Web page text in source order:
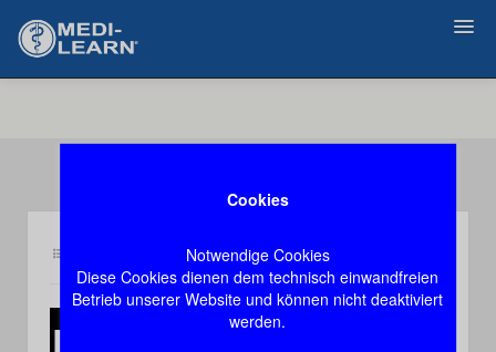
Cookies
Notwendige Cookies
Diese Cookies dienen dem technisch einwandfreien
Betrieb unserer Website und können nicht deaktiviert
werden.
Demozugang, das Video stoppt nach 60 Sekunden